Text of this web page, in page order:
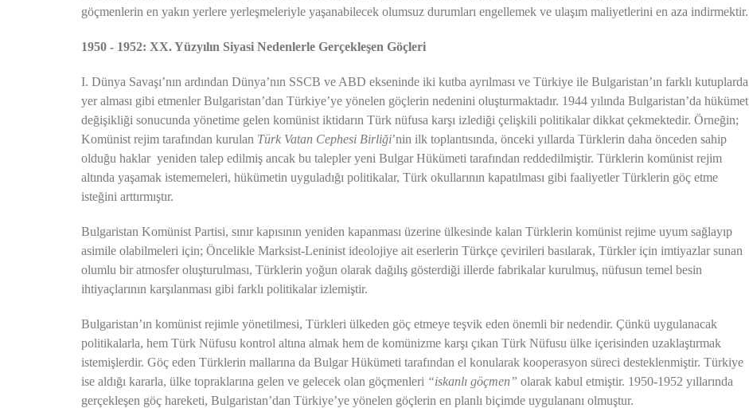
göçmenlerin en yakın yerlere yerleşmeleriyle yaşanabilecek olumsuz durumları engellemek ve ulaşım maliyetlerini en aza indirmektir.
1950 - 1952: XX. Yüzyılın Siyasi Nedenlerle Gerçekleşen Göçleri
I. Dünya Savaşı’nın ardından Dünya’nın SSCB ve ABD ekseninde iki kutba ayrılması ve Türkiye ile Bulgaristan’ın farklı kutuplarda
yer alması gibi etmenler Bulgaristan’dan Türkiye’ye yönelen göçlerin nedenini oluşturmaktadır. 1944 yılında Bulgaristan’da hükümet
değişikliği sonucunda yönetime gelen komünist iktidarın Türk nüfusa karşı izlediği çelişkili politikalar dikkat çekmektedir. Örneğin;
Komünist rejim tarafından kurulan Türk Vatan Cephesi Birliği’nin ilk toplantısında, önceki yıllarda Türklerin daha önceden sahip
olduğu haklar yeniden talep edilmiş ancak bu talepler yeni Bulgar Hükümeti tarafından reddedilmiştir. Türklerin komünist rejim
altında yaşamak istememeleri, hükümetin uyguladığı politikalar, Türk okullarının kapatılması gibi faaliyetler Türklerin göç etme
isteğini arttırmıştır.
Bulgaristan Komünist Partisi, sınır kapısının yeniden kapanması üzerine ülkesinde kalan Türklerin komünist rejime uyum sağlayıp
asimile olabilmeleri için; Öncelikle Marksist-Leninist ideolojiye ait eserlerin Türkçe çevirileri basılarak, Türkler için imtiyazlar sunan
olumlu bir atmosfer oluşturulması, Türklerin yoğun olarak dağılış gösterdiği illerde fabrikalar kurulmuş, nüfusun temel besin
ihtiyaçlarının karşılanması gibi farklı politikalar izlemiştir.
Bulgaristan’ın komünist rejimle yönetilmesi, Türkleri ülkeden göç etmeye teşvik eden önemli bir nedendir. Çünkü uygulanacak
politikalarla, hem Türk Nüfusu kontrol altına almak hem de komünizme karşı çıkan Türk Nüfusu ülke içerisinden uzaklaştırmak
istemişlerdir. Göç eden Türklerin mallarına da Bulgar Hükümeti tarafından el konularak kooperasyon süreci desteklenmiştir. Türkiye
ise aldığı kararla, ülke topraklarına gelen ve gelecek olan göçmenleri “iskanlı göçmen” olarak kabul etmiştir. 1950-1952 yıllarında
gerçekleşen göç hareketi, Bulgaristan’dan Türkiye’ye yönelen göçlerin en planlı biçimde uygulananı olmuştur.